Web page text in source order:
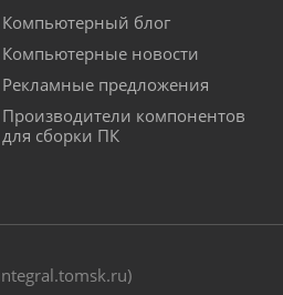
Компьютерный блог
Компьютерные новости
Рекламные предложения
Производители компонентов
для сборки ПК